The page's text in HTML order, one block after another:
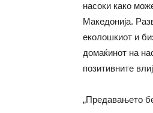
насоки како
Македонија.
еколошкиот и
домаќинот на
позитивните
„Предавањето